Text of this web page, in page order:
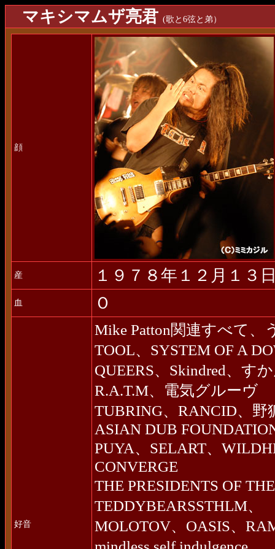
マキシマムザ亮君 (歌と6弦と弟）
顔
産 １９７８年１２月１３
血 Ｏ
好音
Mike Patton関連すべて
TOOL、SYSTEM OF A
QUEERS、Skindred、す
R.A.T.M、電気グルーヴ
TUBRING、RANCID、
ASIAN DUB
PUYA、SELART、
CONVERGE
THE PRESIDENTS OF
TEDDYBEARSSTHLM、
MOLOTOV、OASIS、